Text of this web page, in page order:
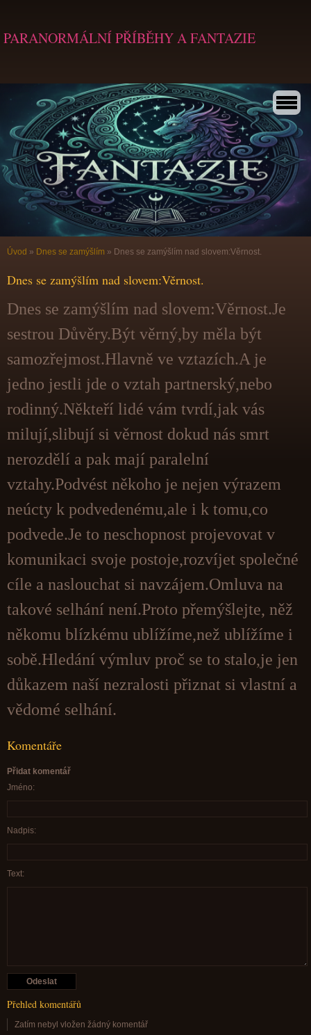
PARANORMÁLNÍ PŘÍBĚHY A FANTAZIE
Úvod » Dnes se zamýšlím » Dnes se zamýšlím nad slovem:Věrnost.
Dnes se zamýšlím nad slovem:Věrnost.
Dnes se zamýšlím nad slovem:Věrnost.Je
sestrou Důvěry.Být věrný,by měla být
samozřejmost.Hlavně ve vztazích.A je
jedno jestli jde o vztah partnerský,nebo
rodinný.Někteří lidé vám tvrdí,jak vás
milují,slibují si věrnost dokud nás smrt
nerozdělí a pak mají paralelní
vztahy.Podvést někoho je nejen výrazem
neúcty k podvedenému,ale i k tomu,co
podvede.Je to neschopnost projevovat v
komunikaci svoje postoje,rozvíjet společné
cíle a naslouchat si navzájem.Omluva na
takové selhání není.Proto přemýšlejte, něž
někomu blízkému ublížíme,než ublížíme i
sobě.Hledání výmluv proč se to stalo,je jen
důkazem naší nezralosti přiznat si vlastní a
vědomé selhání.
Komentáře
Přidat komentář
Jméno:
Nadpis:
Text:
Přehled komentářů
Zatím nebyl vložen žádný komentář